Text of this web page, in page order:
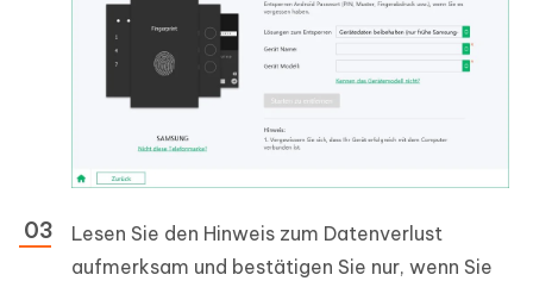
Lesen Sie den Hinweis zum Datenverlust
aufmerksam und bestätigen Sie nur, wenn Sie